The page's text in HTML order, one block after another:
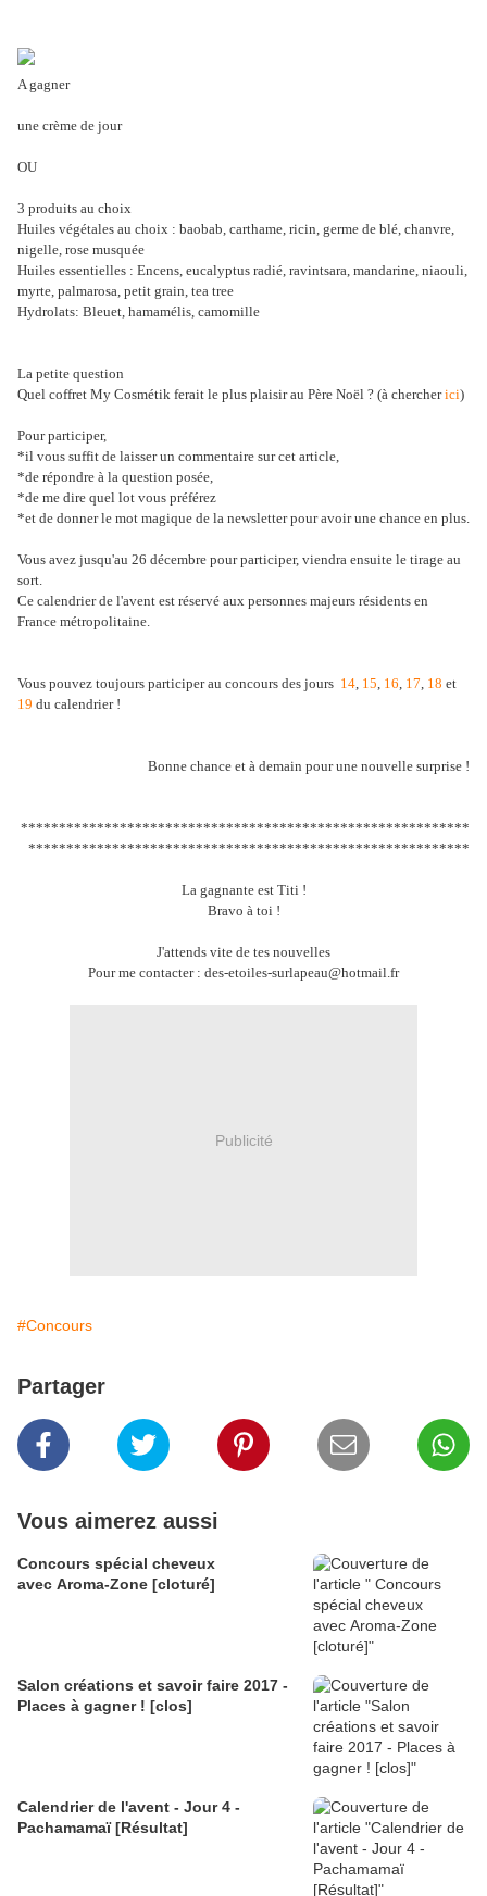
A gagner
une crème de jour
OU
3 produits au choix
Huiles végétales au choix : baobab, carthame, ricin, germe de blé, chanvre,
nigelle, rose musquée
Huiles essentielles : Encens, eucalyptus radié, ravintsara, mandarine, niaouli,
myrte, palmarosa, petit grain, tea tree
Hydrolats: Bleuet, hamamélis, camomille
La petite question
Quel coffret My Cosmétik ferait le plus plaisir au Père Noël ? (à chercherici)
Pour participer,
*il vous suffit de laisser un commentaire sur cet article,
*de répondre à la question posée,
*de me dire quel lot vous préférez
*et de donner le mot magique de la newsletter pour avoir une chance en plus.
Vous avez jusqu'au 26 décembre pour participer, viendra ensuite le tirage au
sort.
Ce calendrier de l'avent est réservé aux personnes majeurs résidents en
France métropolitaine.
Vous pouvez toujours participer au concours des jours 14, 15, 16, 17, 18 et
19 du calendrier !
Bonne chance et à demain pour une nouvelle surprise !
***********************************************************
**********************************************************
La gagnante est Titi !
Bravo à toi !
J'attends vite de tes nouvelles
Pour me contacter : des-etoiles-surlapeau@hotmail.fr
Publicité
#Concours
Partager
Vous aimerez aussi
Concours spécial cheveux
avec Aroma-Zone [cloturé]
Salon créations et savoir faire 2017 -
Places à gagner ! [clos]
Calendrier de l'avent - Jour 4 -
Pachamamaï [Résultat]